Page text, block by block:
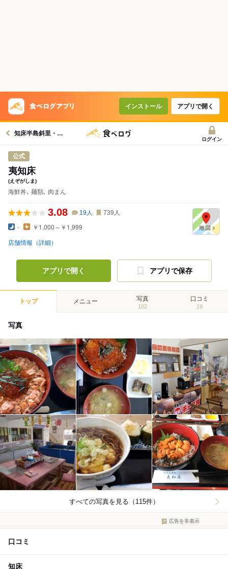
インストール アプリで開く
知床半島斜里・小清水原生花園周辺グルメへ
ログイン
公式
夷知床
(えぞがしま)
海鮮丼､ 麺類､ 肉まん
3.08 19人 739 人
- ￥1,000～￥1,999
店舗情報（詳細）
アプリで開く アプリで保存
トップ メニュー 写真
102
口コミ
19
写真
すべての写真を見る（115件）
広告を非表示
口コミ
知床